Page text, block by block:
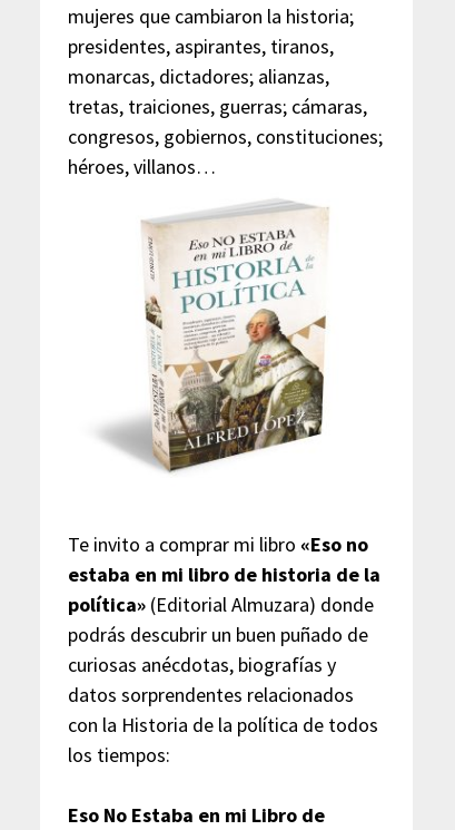
mujeres que cambiaron la historia;
presidentes, aspirantes, tiranos,
monarcas, dictadores; alianzas,
tretas, traiciones, guerras; cámaras,
congresos, gobiernos, constituciones;
héroes, villanos…
Te invito a comprar mi libro «Eso no
estaba en mi libro de historia de la
política»(Editorial Almuzara) donde
podrás descubrir un buen puñado de
curiosas anécdotas, biografías y
datos sorprendentes relacionados
con la Historia de la política de todos
los tiempos:
Eso No Estaba en mi Libro de